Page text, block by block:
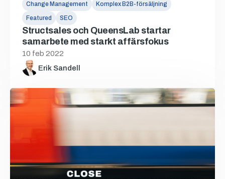
Change Management
Komplex B2B-försäljning
Featured
SEO
Structsales och QueensLab startar
samarbete med starkt affärsfokus
10 feb 2022
Erik Sandell